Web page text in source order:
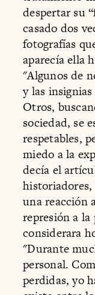
despertar su
casado dos
fotografías
aparecía ella
"Algunos de
y las
Otros,
sociedad, se
respetables,
miedo a la
decía el
una reacción
represión a
considerara
"Durante
personal.
perdidas, yo